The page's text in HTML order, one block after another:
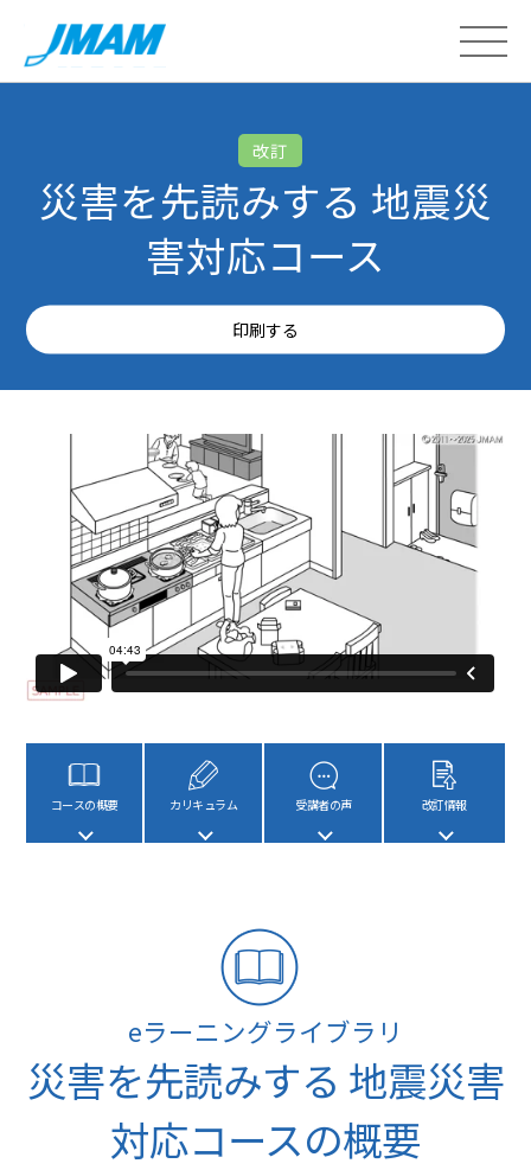
改訂
災害を先読みする 地震災
害対応コース
印刷する
コースの概要 カリキュラム 受講者の声 改訂情報
eラーニングライブラリ
災害を先読みする 地震災害
対応コースの概要